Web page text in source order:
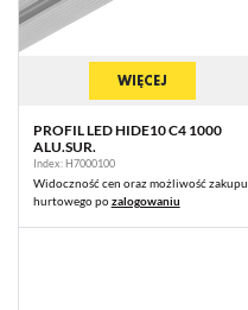
WIĘCEJ
PROFIL LED HIDE10 C4 1000
ALU.SUR.
Index: H7000100
Widoczność cen oraz możliwość zakupu
hurtowego pozalogowaniu